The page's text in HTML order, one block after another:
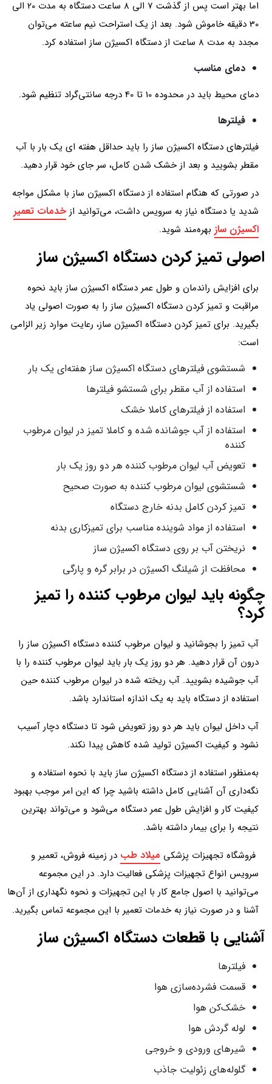
اما بهتر است پس از گذشت 7 الی 8 ساعت دستگاه به مدت 20 الی
30 دقیقه خاموش شود. بعد از یک استراحت نیم ساعته می‌توان
مجدد به مدت 8 ساعت از دستگاه اکسیژن ساز استفاده کرد.
دمای مناسب
دمای محیط باید در محدوده 10 تا 40 درجه سانتی‌گراد تنظیم شود.
فیلترها
فیلترهای دستگاه اکسیژن ساز را باید حداقل هفته ­ای یک بار با آب
مقطر بشویید و بعد از خشک شدن کامل، سر جای خود قرار دهید.
در صورتی که هنگام استفاده از دستگاه اکسیژن ساز با مشکل مواجه
شدید یا دستگاه نیاز به سرویس داشت، می‌توانید از خدمات تعمیر
اکسیژن ساز بهره‌مند شوید.
اصولی تمیز کردن دستگاه اکسیژن ساز
برای افزایش راندمان و طول عمر دستگاه اکسیژن ساز باید نحوه
مراقبت و تمیز کردن دستگاه اکسیژن ساز را به صورت اصولی یاد
بگیرید. برای تمیز کردن دستگاه اکسیژن ساز، رعایت موارد زیر الزامی
است:
شستشوی فیلترهای دستگاه اکسیژن ساز هفته‌ای یک بار
استفاده از آب مقطر برای شستشو فیلترها
استفاده از فیلترهای کاملا خشک
استفاده از آب جوشانده شده و کاملا تمیز در لیوان مرطوب
کننده
تعویض آب لیوان مرطوب کننده هر دو روز یک بار
شستشوی لیوان مرطوب کننده به صورت صحیح
تمیز کردن کامل بدنه خارج دستگاه
استفاده از مواد شوینده مناسب برای تمیزکاری بدنه
نریختن آب بر روی دستگاه اکسیژن ساز
محافظت از شیلنگ اکسیژن در برابر گره و پارگی
چگونه باید لیوان مرطوب کننده را تمیز
کرد؟
آب تمیز را بجوشانید و لیوان مرطوب کننده دستگاه اکسیژن ساز را
درون آن قرار دهید. هر دو روز یک بار باید لیوان مرطوب کننده را با
آب جوشیده بشویید. آب ریخته شده در لیوان مرطوب کننده حین
استفاده از دستگاه باید به یک اندازه استاندارد باشد.
آب داخل لیوان باید هر دو روز تعویض شود تا دستگاه دچار آسیب
نشود و کیفیت اکسیژن تولید شده کاهش پیدا نکند.
به‌منظور استفاده از دستگاه اکسیژن ساز باید با نحوه استفاده و
نگه‌داری آن آشنایی کامل داشته باشید چرا که این امر موجب بهبود
کیفیت کار و افزایش طول عمر دستگاه می‌شود و می‌تواند بهترین
نتیجه را برای بیمار داشته باشد.
فروشگاه تجهیزات پزشکی میلاد طب در زمینه فروش، تعمیر و
سرویس انواع تجهیزات پزشکی فعالیت دارد. در این مجموعه
می‌توانید با اصول جامع کار با این تجهیزات و نحوه نگهداری از آن‌ها
آشنا و در صورت نیاز به خدمات تعمیر با این مجموعه تماس بگیرید.
آشنایی با قطعات دستگاه اکسیژن ساز
فیلترها
قسمت فشرده‌سازی هوا
خشک‌کن هوا
لوله گردش هوا
شیرهای ورودی و خروجی
گلوله‌های زئولیت جاذب